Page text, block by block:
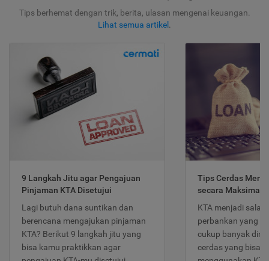
Tips berhemat dengan trik, berita, ulasan mengenai keuangan.
Lihat semua artikel .
9 Langkah Jitu agar Pengajuan
Pinjaman KTA Disetujui
Lagi butuh dana suntikan dan
berencana mengajukan pinjaman
KTA? Berikut 9 langkah jitu yang
bisa kamu praktikkan agar
Tips Cerdas
secara Maksimal
KTA menjadi
perbankan yang
cukup banyak
cerdas yang bisa